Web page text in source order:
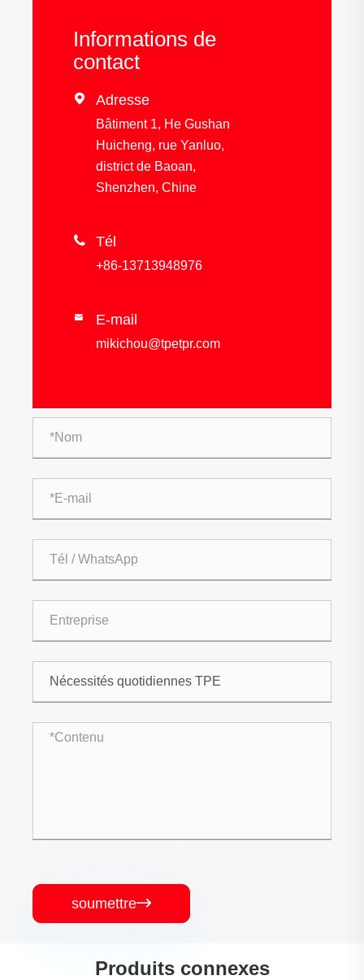
Informations de
contact
 Adresse
Bâtiment 1, He Gushan
Huicheng, rue Yanluo,
district de Baoan,
Shenzhen, Chine
 Tél
+86-13713948976
 E-mail
mikichou@tpetpr.com
soumettre
Produits connexes